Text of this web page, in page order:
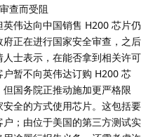
查而受阻
伟达向中国销售 H200 芯片仍
正在进行国家安全审查，之后
士表示，在能否拿到相关许可
暂不向英伟达订购 H200 芯
国务院正推动施加更严格限
全的方式使用芯片。这包括要
；由位于美国的第三方测试实